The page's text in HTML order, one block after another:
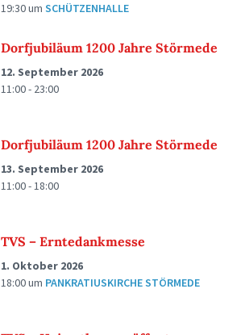
19:30um SCHÜTZENHALLE
Dorfjubiläum 1200 Jahre Störmede
12. September 2026
11:00 - 23:00
Dorfjubiläum 1200 Jahre Störmede
13. September 2026
11:00 - 18:00
TVS – Erntedankmesse
1. Oktober 2026
18:00um PANKRATIUSKIRCHE STÖRMEDE